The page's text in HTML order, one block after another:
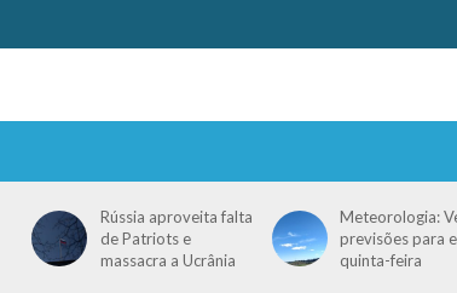
Rússia aproveita falta
de Patriots e
massacra a Ucrânia
Meteorologia:
previsões para
quinta-feira